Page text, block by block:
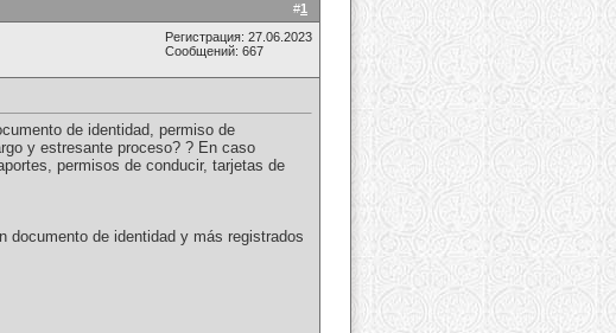
#1
Регистрация: 27.06.2023
Сообщений: 667
de identidad, permiso de
y estresante proceso? ? En caso
permisos de conducir, tarjetas de
documento de identidad y más registrados